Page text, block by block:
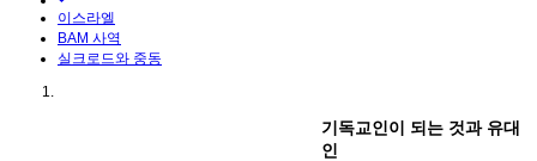
이스라엘
BAM 사역
실크로드와 중동
기독교인이 되는 것과 유대
인